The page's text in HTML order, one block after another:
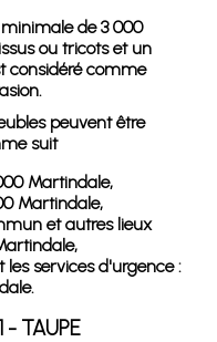
de 3 000
ou tricots et un
considéré comme
peuvent être
suit
Martindale,
Martindale,
et autres lieux
les services d'urgence :
- TAUPE